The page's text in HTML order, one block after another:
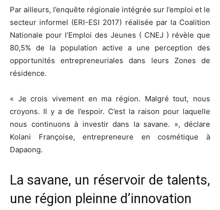
Par ailleurs, l’enquête régionale intégrée sur l’emploi et le
secteur informel (ERI-ESI 2017) réalisée par la Coalition
Nationale pour l’Emploi des Jeunes ( CNEJ ) révèle que
80,5% de la population active a une perception des
opportunités entrepreneuriales dans leurs Zones de
résidence.
« Je crois vivement en ma région. Malgré tout, nous
croyons. Il y a de l’espoir. C’est la raison pour laquelle
nous continuons à investir dans la savane. », déclare
Kolani Françoise, entrepreneure en cosmétique à
Dapaong.
La savane, un réservoir de talents,
une région pleinne d’innovation